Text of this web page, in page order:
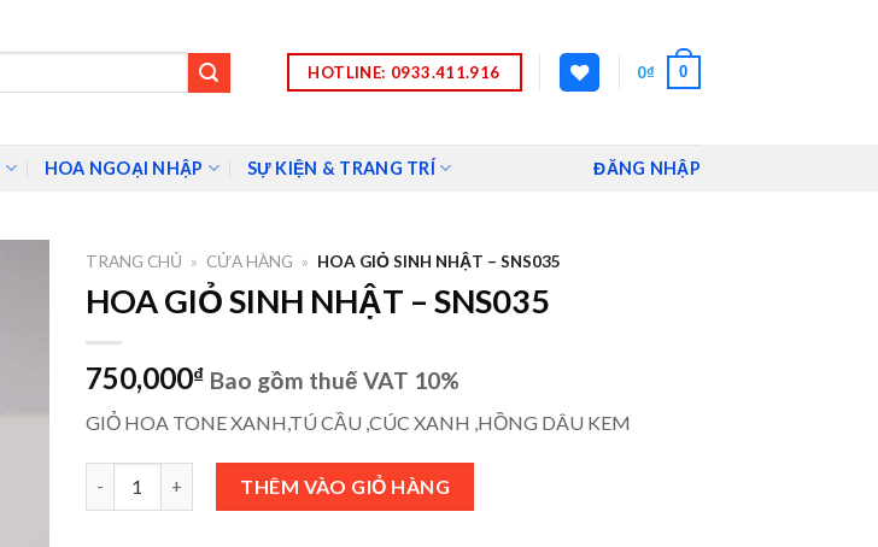
HOTLINE: 0933.411.916 0₫ 0
HOA NGOẠI NHẬP SỰ KIỆN & TRANG TRÍ ĐĂNG NHẬP
TRANG CHỦ » CỬA HÀNG » HOA GIỎ SINH NHẬT – SNS035
HOA GIỎ SINH NHẬT – SNS035
750,000₫ Bao gồm thuế VAT 10%
GIỎ HOA TONE XANH,TÚ CẦU ,CÚC XANH ,HỒNG DÂU KEM
HOA GIỎ SINH NHẬT - SNS035 số lượng
THÊM VÀO GIỎ HÀNG